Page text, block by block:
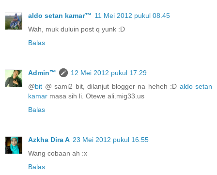
aldo setan kamar™ 11 Mei 2012 pukul 08.45
Wah, muk duluin post q yunk :D
Balas
Admin™
12 Mei 2012 pukul 17.29
@bit @ sami2 bit, dilanjut blogger na heheh :D aldo setan
kamar masa sih li. Otewe ali.mig33.us
Balas
Azkha Dira A 23 Mei 2012 pukul 16.55
Wang cobaan ah :x
Balas